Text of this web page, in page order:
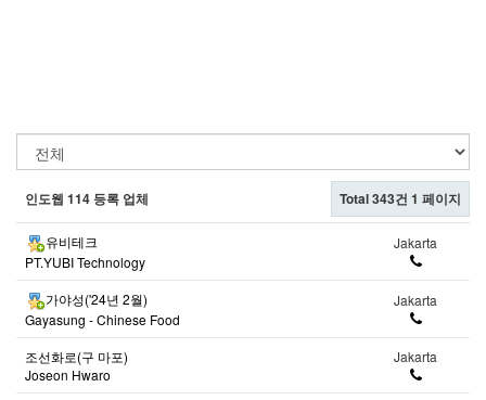
인도웹 114 등록 업체 Total 343건 1 페이지
유비테크
PT.YUBI Technology
Jakarta
가야성('24년 2월)
Gayasung - Chinese Food
Jakarta
조선화로(구 마포)
Joseon Hwaro
Jakarta